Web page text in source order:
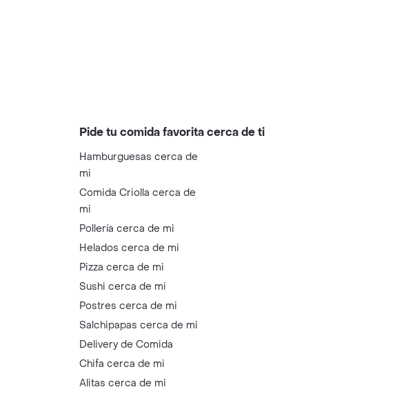
Pide tu comida favorita cerca de ti
Hamburguesas cerca de
mi
Comida Criolla cerca de
mi
Pollería cerca de mi
Helados cerca de mi
Pizza cerca de mi
Sushi cerca de mi
Postres cerca de mi
Salchipapas cerca de mi
Delivery de Comida
Chifa cerca de mi
Alitas cerca de mi